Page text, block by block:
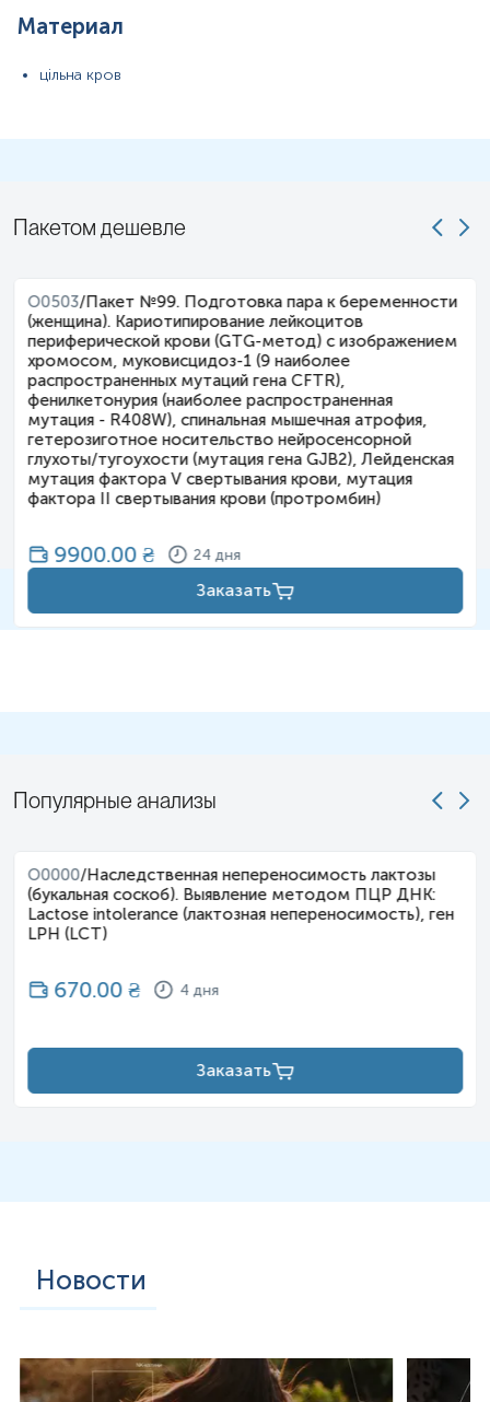
Материал
цільна кров
Пакетом дешевле
O0503/Пакет №99. Подготовка пара к беременности
(женщина). Кариотипирование лейкоцитов
периферической крови (GTG-метод) с изображением
хромосом, муковисцидоз-1 (9 наиболее
распространенных мутаций гена CFTR),
фенилкетонурия (наиболее распространенная
мутация - R408W), спинальная мышечная атрофия,
гетерозиготное носительство нейросенсорной
глухоты/тугоухости (мутация гена GJB2), Лейденская
мутация фактора V свертывания крови, мутация
фактора II свертывания крови (протромбин)
9900.00₴ 24 дня
Заказать
Популярные анализы
O0000/Наследственная непереносимость лактозы
(букальная соскоб). Выявление методом ПЦР ДНК:
Lactose intolerance (лактозная непереносимость), ген
LPH (LCT)
670.00₴ 4 дня
Заказать
Новости